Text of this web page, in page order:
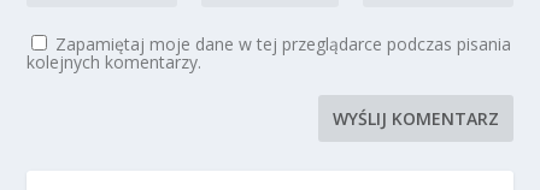
Zapamiętaj moje dane w tej przeglądarce podczas pisania
kolejnych komentarzy.